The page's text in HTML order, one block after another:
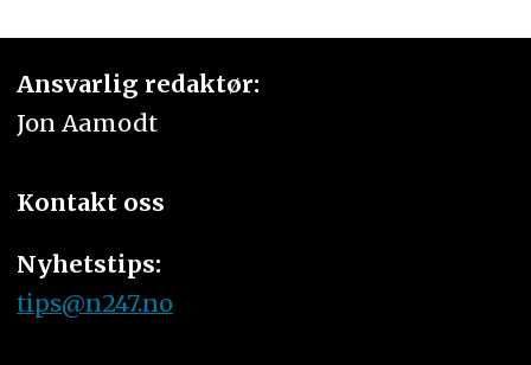
Ansvarlig redaktør:
Jon Aamodt
Kontakt oss
Nyhetstips:
tips@n247.no